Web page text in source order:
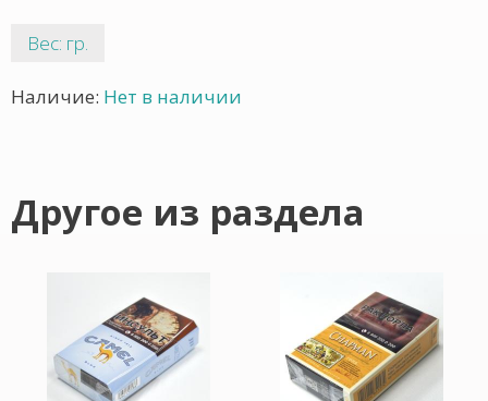
Вес: гр.
Наличие: Нет в наличии
Другое из раздела